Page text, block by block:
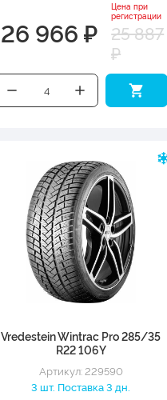
26 966 ₽
Цена при
регистрации
25 887
₽
Vredestein Wintrac Pro 285/35
R22 106Y
Артикул: 229590
3 шт. Поставка 3 дн.